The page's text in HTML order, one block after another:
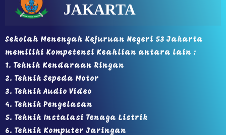
JAKARTA
Sekolah Menengah Kejuruan Negeri 53 Jakarta
memiliki Kompetensi Keahlian antara lain :
1. Teknik Kendaraan Ringan
2. Teknik Sepeda Motor
3. Teknik Audio Video
4. Teknik Pengelasan
5. Teknik Instalasi Tenaga Listrik
6. Teknik Komputer Jaringan